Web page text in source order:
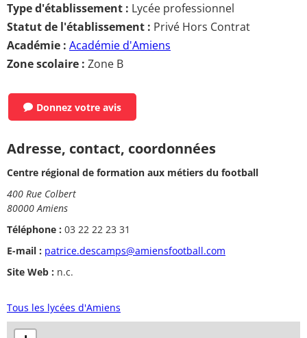
Type d'établissement : Lycée professionnel
Statut de l'établissement : Privé Hors Contrat
Académie : Académie d'Amiens
Zone scolaire : Zone B
Donnez votre avis
Adresse, contact, coordonnées
Centre régional de formation aux métiers du football
400 Rue Colbert
80000 Amiens
Téléphone : 03 22 22 23 31
E-mail : patrice.descamps@amiensfootball.com
Site Web : n.c.
Tous les lycées d'Amiens